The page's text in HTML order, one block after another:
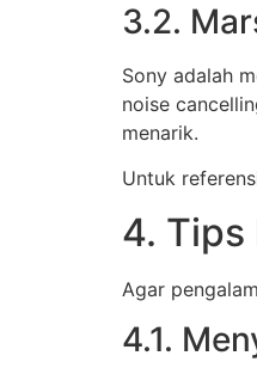
3.2.
Sony adalah
noise
menarik.
Untuk
4. Tips
Agar
4.1.